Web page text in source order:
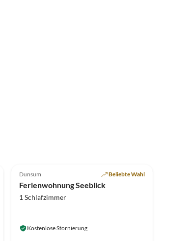
Dunsum Beliebte Wahl
Ferienwohnung Seeblick
1 Schlafzimmer
Kostenlose Stornierung